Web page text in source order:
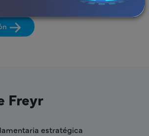
Freyr
estratégica